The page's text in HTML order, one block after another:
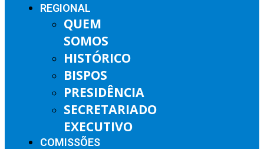
REGIONAL
QUEM
SOMOS
HISTÓRICO
BISPOS
PRESIDÊNCIA
SECRETARIADO
EXECUTIVO
COMISSÕES